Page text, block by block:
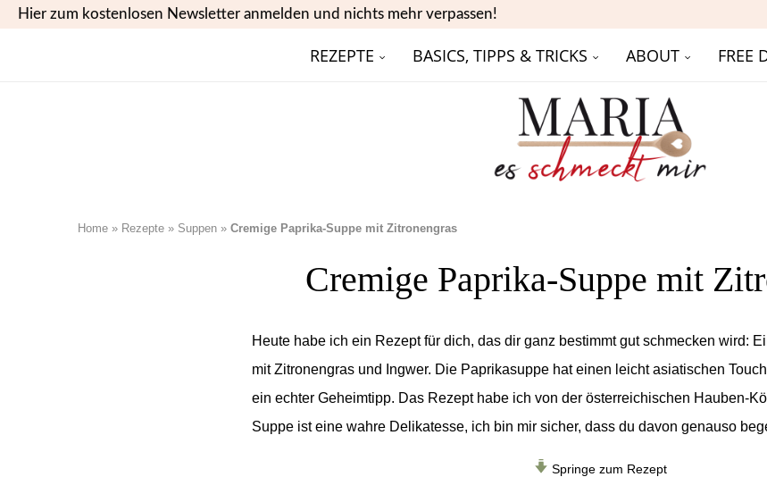
Hier zum kostenlosen Newsletter anmelden und nichts mehr verpassen!
REZEPTE BASICS, TIPPS & TRICKS ABOUT FREE
Home » Rezepte » Suppen » Cremige Paprika-Suppe mit Zitronengras
Cremige Paprika-Suppe mit
Heute habe ich ein Rezept für dich, das dir ganz bestimmt gut schmecken wird:
mit Zitronengras und Ingwer. Die Paprikasuppe hat einen leicht asiatischen
ein echter Geheimtipp. Das Rezept habe ich von der österreichischen Hauben-
Suppe ist eine wahre Delikatesse, ich bin mir sicher, dass du davon genauso
Springe zum Rezept